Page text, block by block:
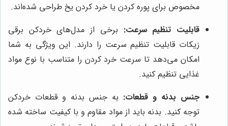
مخصوص برای پوره کردن یا خرد کردن یخ طراحی شده‌اند.
قابلیت تنظیم سرعت: برخی از مدل‌های خردکن برقی
زیکات قابلیت تنظیم سرعت را دارند. این ویژگی به شما
امکان می‌دهد تا سرعت خرد کردن را متناسب با نوع مواد
غذایی تنظیم کنید.
جنس بدنه و قطعات: به جنس بدنه و قطعات خردکن
توجه کنید. بدنه باید از مواد مقاوم و با کیفیت ساخته شده